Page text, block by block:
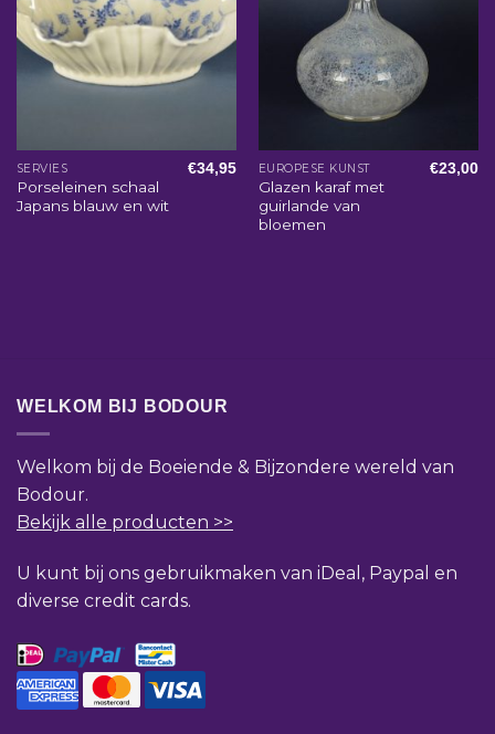
SERVIES
Porseleinen schaal
Japans blauw en wit
€34,95 EUROPESE KUNST
Glazen karaf met
guirlande van
bloemen
€23,00
WELKOM BIJ BODOUR
Welkom bij de Boeiende & Bijzondere wereld van
Bodour.
Bekijk alle producten >>
U kunt bij ons gebruikmaken van iDeal, Paypal en
diverse credit cards.